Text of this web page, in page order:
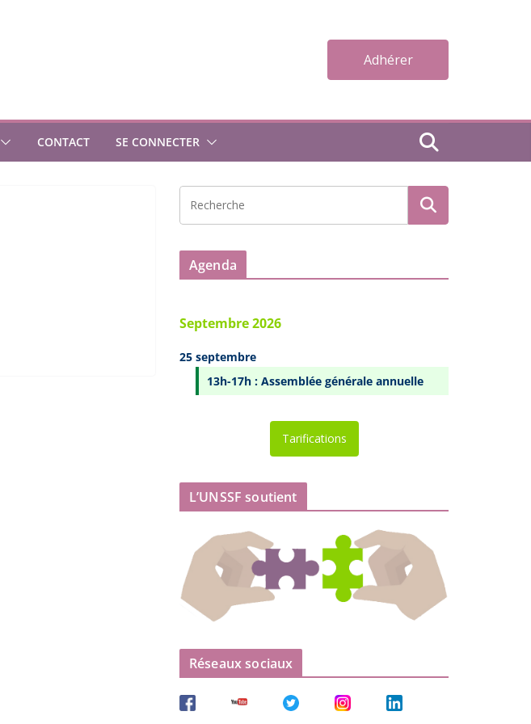
Adhérer
CONTACT SE CONNECTER
Agenda
Septembre 2026
25 septembre
13h-17h : Assemblée générale annuelle
Tarifications
L’UNSSF soutient
Réseaux sociaux